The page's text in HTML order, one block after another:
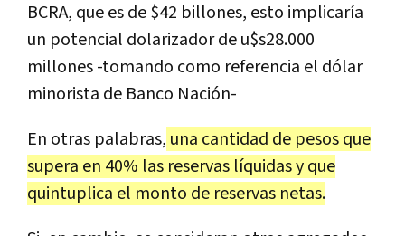
BCRA, que es de $42 billones, esto implicaría
un potencial dolarizador de u$s28.000
millones -tomando como referencia el dólar
minorista de Banco Nación-
En otras palabras, una cantidad de pesos que
supera en 40% las reservas líquidas y que
quintuplica el monto de reservas netas.